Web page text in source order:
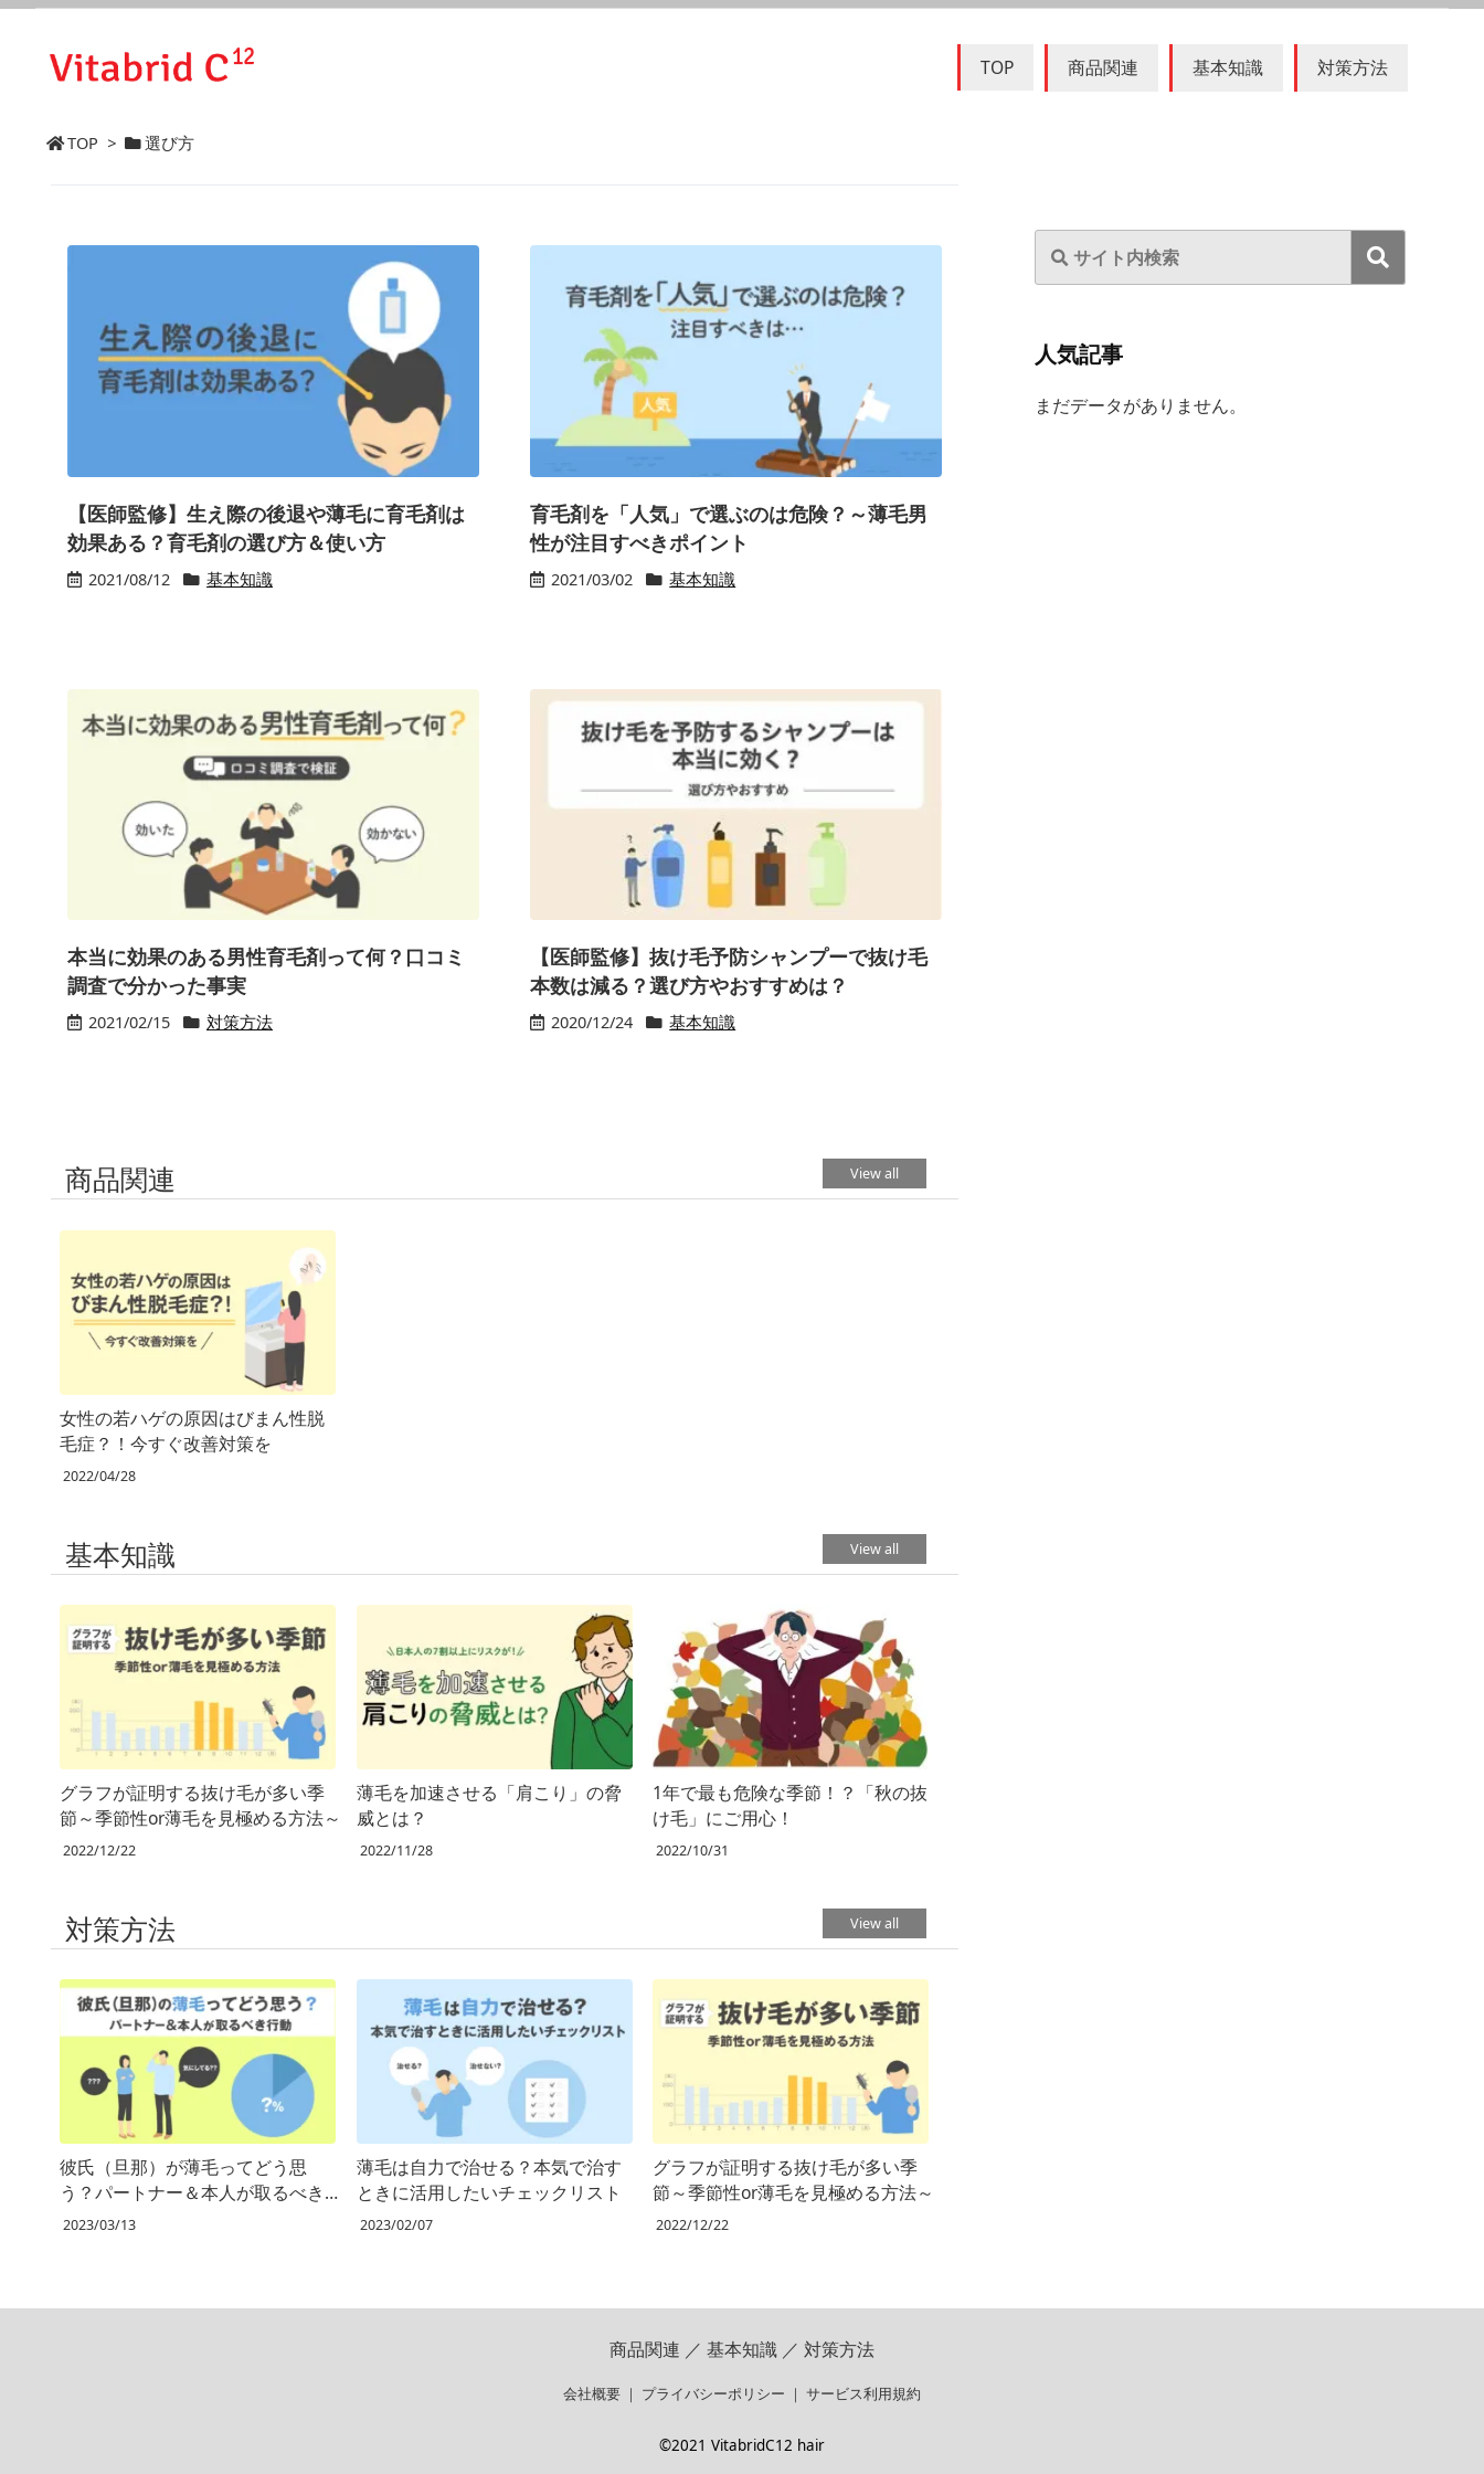
TOP 商品関連 基本知識 対策方法
TOP > 選び方
【医師監修】生え際の後退や薄毛に育毛剤は
効果ある？育毛剤の選び方＆使い方
2021/08/12 基本知識
育毛剤を「人気」で選ぶのは危険？～薄毛男
性が注目すべきポイント
2021/03/02 基本知識
本当に効果のある男性育毛剤って何？口コミ
調査で分かった事実
2021/02/15 対策方法
【医師監修】抜け毛予防シャンプーで抜け毛
本数は減る？選び方やおすすめは？
2020/12/24 基本知識
View all
商品関連
女性の若ハゲの原因はびまん性脱
毛症？！今すぐ改善対策を
2022/04/28
View all
基本知識
グラフが証明する抜け毛が多い季
節～季節性or薄毛を見極める方法～
2022/12/22
薄毛を加速させる「肩こり」の脅
威とは？
2022/11/28
1年で最も危険な季節！？「秋の抜
け毛」にご用心！
2022/10/31
View all
対策方法
彼氏（旦那）が薄毛ってどう思
う？パートナー＆本人が取るべき
行動
2023/03/13
薄毛は自力で治せる？本気で治す
ときに活用したいチェックリスト
2023/02/07
グラフが証明する抜け毛が多い季
節～季節性or薄毛を見極める方法～
2022/12/22
人気記事
まだデータがありません。
商品関連 ／ 基本知識 ／ 対策方法
会社概要 ｜ プライバシーポリシー ｜ サービス利用規約
©2021 VitabridC12 hair